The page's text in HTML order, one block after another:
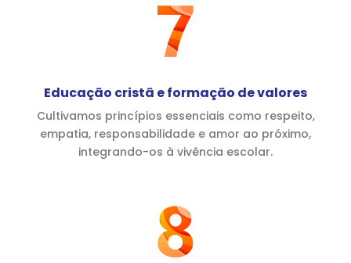
Educação cristã e formação de valores
Cultivamos princípios essenciais como respeito,
empatia, responsabilidade e amor ao próximo,
integrando-os à vivência escolar.